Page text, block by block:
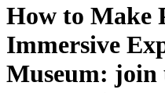
How to Make
Immersive
Museum: join